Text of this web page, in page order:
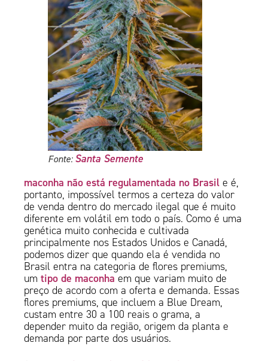
Fonte: Santa Semente
maconha não está regulamentada no Brasile é,
portanto, impossível termos a certeza do valor
de venda dentro do mercado ilegal que é muito
diferente em volátil em todo o país. Como é uma
genética muito conhecida e cultivada
principalmente nos Estados Unidos e Canadá,
podemos dizer que quando ela é vendida no
Brasil entra na categoria de flores premiums,
umtipo de maconha em que variam muito de
preço de acordo com a oferta e demanda. Essas
flores premiums, que incluem a Blue Dream,
custam entre 30 a 100 reais o grama, a
depender muito da região, origem da planta e
demanda por parte dos usuários.